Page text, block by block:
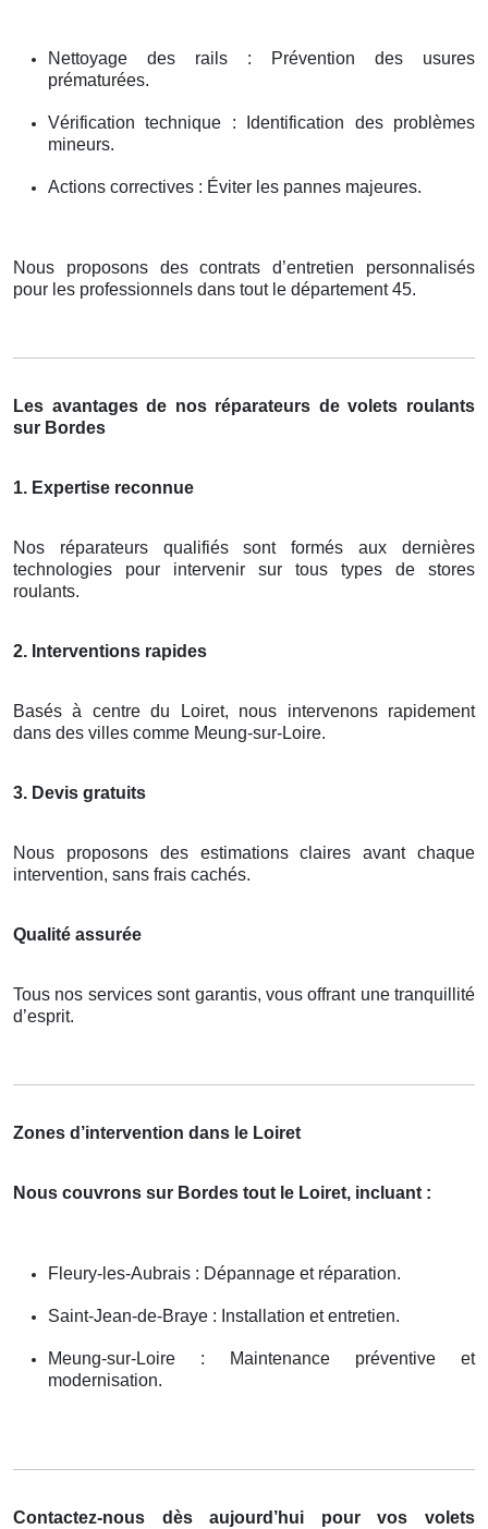
Nettoyage des rails : Prévention des usures
prématurées.
Vérification technique : Identification des problèmes
mineurs.
Actions correctives : Éviter les pannes majeures.
Nous proposons des contrats d’entretien personnalisés
pour les professionnels dans tout le département 45.
Les avantages de nos réparateurs de volets roulants
sur Bordes
1. Expertise reconnue
Nos réparateurs qualifiés sont formés aux dernières
technologies pour intervenir sur tous types de stores
roulants.
2. Interventions rapides
Basés à centre du Loiret, nous intervenons rapidement
dans des villes comme Meung-sur-Loire.
3. Devis gratuits
Nous proposons des estimations claires avant chaque
intervention, sans frais cachés.
Qualité assurée
Tous nos services sont garantis, vous offrant une tranquillité
d’esprit.
Zones d’intervention dans le Loiret
Nous couvrons sur Bordes tout le Loiret, incluant :
Fleury-les-Aubrais : Dépannage et réparation.
Saint-Jean-de-Braye : Installation et entretien.
Meung-sur-Loire : Maintenance préventive et
modernisation.
Contactez-nous dès aujourd’hui pour vos volets